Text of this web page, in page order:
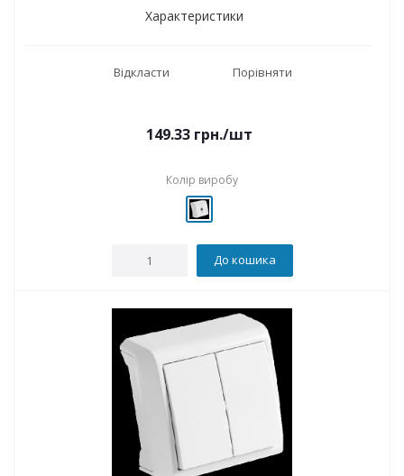
Характеристики
Відкласти Порівняти
149.33грн./шт
Колір виробу
До кошика